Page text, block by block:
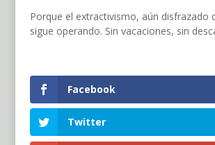
Porque el extractivismo, aún disfrazado
sigue operando. Sin vacaciones, sin
Facebook
Twitter